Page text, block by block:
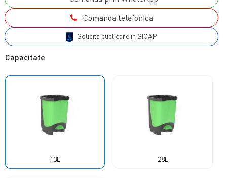
Comanda telefonica
Solicita publicare in SICAP
Capacitate
13L 28L